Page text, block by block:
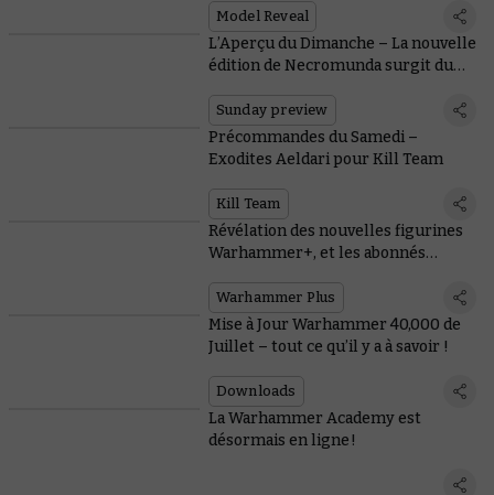
Model Reveal
L’Aperçu du Dimanche – La nouvelle
édition de Necromunda surgit du
Sunday preview
Précommandes du Samedi –
Exodites Aeldari pour Kill Team
Kill Team
Révélation des nouvelles figurines
Warhammer+, et les abonnés
Warhammer Plus
Mise à Jour Warhammer 40,000 de
Juillet – tout ce qu’il y a à savoir !
Downloads
La Warhammer Academy est
désormais en ligne !